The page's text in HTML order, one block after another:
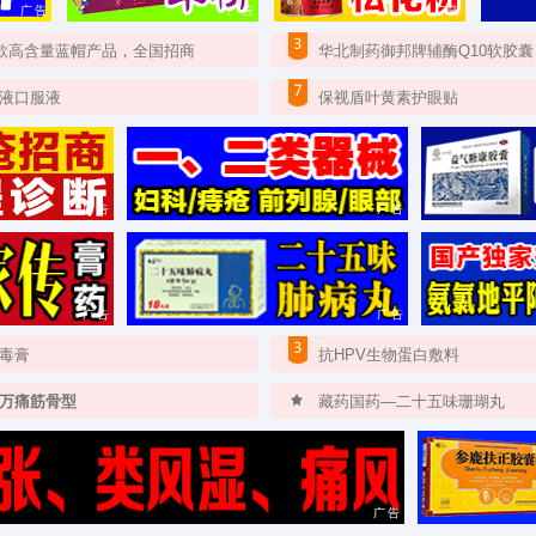
广告 广告 广告
高含量蓝帽产品，全国招商 华北制药御邦牌辅酶Q10软胶囊
口服液 保视盾叶黄素护眼贴
广告 广告
广告 广告
膏 抗HPV生物蛋白敷料
痛筋骨型 藏药国药—二十五味珊瑚丸
广告